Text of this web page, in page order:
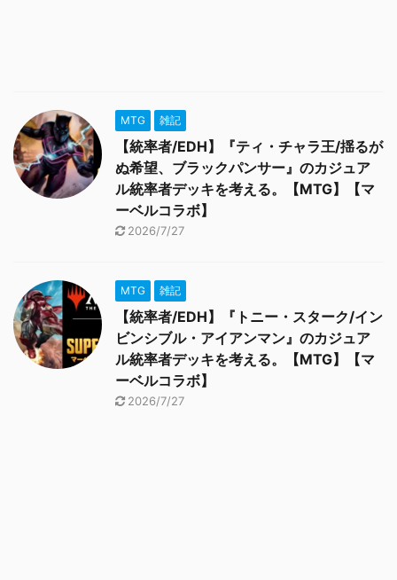
MTG 雑記
【統率者/EDH】『ティ・チャラ王/揺るが
ぬ希望、ブラックパンサー』のカジュア
ル統率者デッキを考える。【MTG】【マ
ーベルコラボ】
2026/7/27
MTG 雑記
【統率者/EDH】『トニー・スターク/イン
ビンシブル・アイアンマン』のカジュア
ル統率者デッキを考える。【MTG】【マ
ーベルコラボ】
2026/7/27